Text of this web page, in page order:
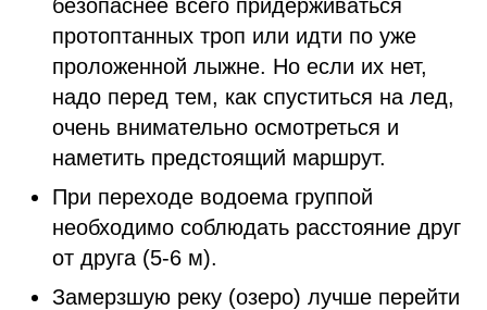
безопаснее всего придерживаться
протоптанных троп или идти по уже
проложенной лыжне. Но если их нет,
надо перед тем, как спуститься на лед,
очень внимательно осмотреться и
наметить предстоящий маршрут.
При переходе водоема группой
необходимо соблюдать расстояние друг
от друга (5-6 м).
Замерзшую реку (озеро) лучше перейти